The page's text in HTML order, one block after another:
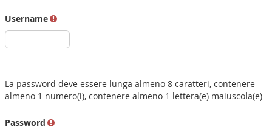
Username
La password deve essere lunga almeno 8 caratteri, contenere
almeno 1 numero(i), contenere almeno 1 lettera(e) maiuscola(e)
Password